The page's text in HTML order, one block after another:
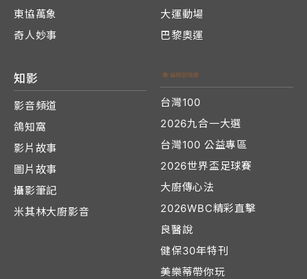
東協萬象
奇人妙事
大運動場
巴黎奧運
知影
影音頻道
鴿知窩
影片故事
圖片故事
攝影筆記
米其林大廚影音
台灣100
2026九合一大選
台灣100 公益專區
2026世界盃足球賽
大廚傳心法
2026WBC精彩直擊
良醫說
健保30年特刊
美樂蒂帶你玩